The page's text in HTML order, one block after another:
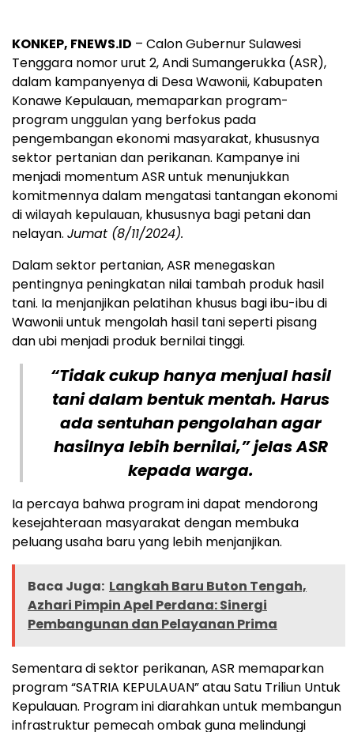
KONKEP, FNEWS.ID – Calon Gubernur Sulawesi
Tenggara nomor urut 2, Andi Sumangerukka (ASR),
dalam kampanyenya di Desa Wawonii, Kabupaten
Konawe Kepulauan, memaparkan program-
program unggulan yang berfokus pada
pengembangan ekonomi masyarakat, khususnya
sektor pertanian dan perikanan. Kampanye ini
menjadi momentum ASR untuk menunjukkan
komitmennya dalam mengatasi tantangan ekonomi
di wilayah kepulauan, khususnya bagi petani dan
nelayan. Jumat (8/11/2024).
Dalam sektor pertanian, ASR menegaskan
pentingnya peningkatan nilai tambah produk hasil
tani. Ia menjanjikan pelatihan khusus bagi ibu-ibu di
Wawonii untuk mengolah hasil tani seperti pisang
dan ubi menjadi produk bernilai tinggi.
“Tidak cukup hanya menjual hasil
tani dalam bentuk mentah. Harus
ada sentuhan pengolahan agar
hasilnya lebih bernilai,” jelas ASR
kepada warga.
Ia percaya bahwa program ini dapat mendorong
kesejahteraan masyarakat dengan membuka
peluang usaha baru yang lebih menjanjikan.
Baca Juga: Langkah Baru Buton Tengah,
Azhari Pimpin Apel Perdana: Sinergi
Pembangunan dan Pelayanan Prima
Sementara di sektor perikanan, ASR memaparkan
program “SATRIA KEPULAUAN” atau Satu Triliun Untuk
Kepulauan. Program ini diarahkan untuk membangun
infrastruktur pemecah ombak guna melindungi